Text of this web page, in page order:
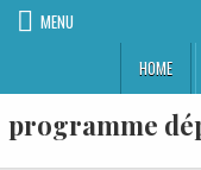
MENU
HOME
programme